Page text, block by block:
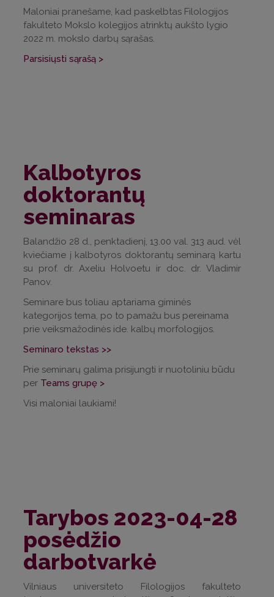
Maloniai pranešame, kad paskelbtas Filologijos
fakulteto Mokslo kolegijos atrinktų aukšto lygio
2022 m. mokslo darbų sąrašas.
Parsisiųsti sąrašą >
Kalbotyros
doktorantų
seminaras
Balandžio 28 d., penktadienį, 13.00 val. 313 aud. vėl
kviečiame į kalbotyros doktorantų seminarą kartu
su prof. dr. Axeliu Holvoetu ir doc. dr. Vladimir
Panov.
Seminare bus toliau aptariama giminės
kategorijos tema, po to pamažu bus pereinama
prie veiksmažodinės ide. kalbų morfologijos.
Seminaro tekstas >>
Prie seminarų galima prisijungti ir nuotoliniu būdu
per Teams grupę >
Visi maloniai laukiami!
Tarybos 2023-04-28
posėdžio
darbotvarkė
Vilniaus universiteto Filologijos fakulteto